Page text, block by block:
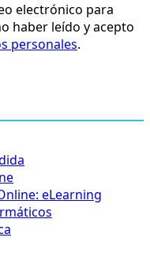
electrónico para
haber leído y acepto
personales.
eLearning